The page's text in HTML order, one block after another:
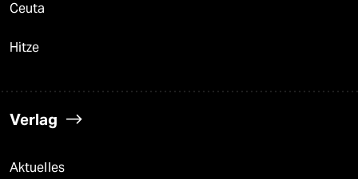
Ceuta
Hitze
Verlag
Aktuelles